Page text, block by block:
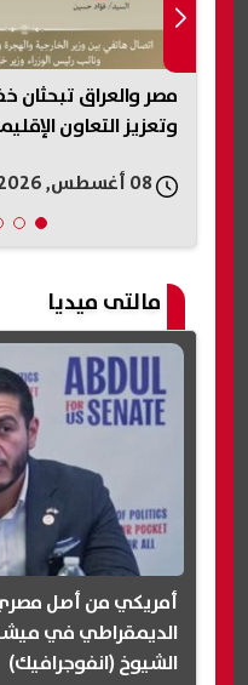
مصر والعراق تبحثان
وتعزيز التعاون
08 أغسطس, 2026 04:36 م
مالتى ميديا
أمريكي من أصل مصري
الديمقراطي في
الشيوخ (انفوجرافيك)